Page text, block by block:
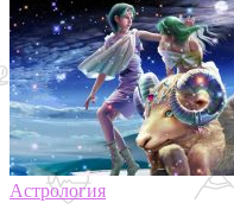
Астрология